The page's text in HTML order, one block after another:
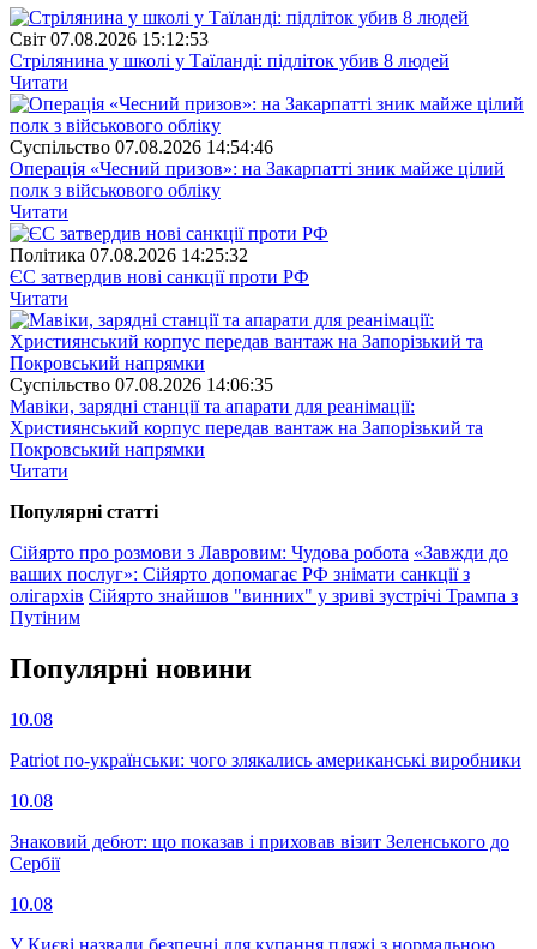
Свiт 07.08.2026 15:12:53
Стрілянина у школі у Таїланді: підліток убив 8 людей
Читати
Суспiльство 07.08.2026 14:54:46
Операція «Чесний призов»: на Закарпатті зник майже цілий
полк з військового обліку
Читати
Полiтика 07.08.2026 14:25:32
ЄС затвердив нові санкції проти РФ
Читати
Суспiльство 07.08.2026 14:06:35
Мавіки, зарядні станції та апарати для реанімації:
Християнський корпус передав вантаж на Запорізький та
Покровський напрямки
Читати
Популярнi статтi
Сійярто про розмови з Лавровим: Чудова робота «Завжди до
ваших послуг»: Сійярто допомагає РФ знімати санкції з
олігархів Сійярто знайшов "винних" у зриві зустрічі Трампа з
Путіним
Популярнi новини
10.08
Patriot по-українськи: чого злякались американські виробники
10.08
Знаковий дебют: що показав і приховав візит Зеленського до
Сербії
10.08
У Києві назвали безпечні для купання пляжі з нормальною